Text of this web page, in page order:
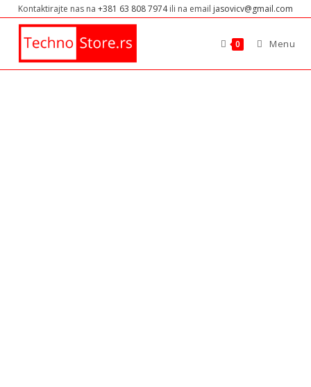
Kontaktirajte nas na +381 63 808 7974ili na email jasovicv@gmail.com
0 Menu